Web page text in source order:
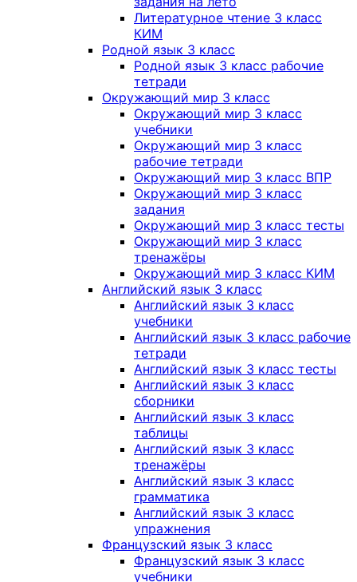
Литературное чтение 3 класс
КИМ
Родной язык 3 класс
Родной язык 3 класс рабочие
тетради
Окружающий мир 3 класс
Окружающий мир 3 класс
учебники
Окружающий мир 3 класс
рабочие тетради
Окружающий мир 3 класс ВПР
Окружающий мир 3 класс
задания
Окружающий мир 3 класс тесты
Окружающий мир 3 класс
тренажёры
Окружающий мир 3 класс КИМ
Английский язык 3 класс
Английский язык 3 класс
учебники
Английский язык 3 класс рабочие
тетради
Английский язык 3 класс тесты
Английский язык 3 класс
сборники
Английский язык 3 класс
таблицы
Английский язык 3 класс
тренажёры
Английский язык 3 класс
грамматика
Английский язык 3 класс
упражнения
Французский язык 3 класс
Французский язык 3 класс
учебники